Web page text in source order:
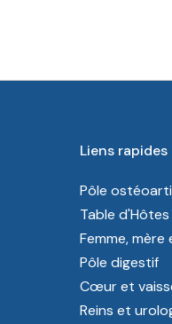
Liens rapides
Pôle
Table
Femme,
Pôle digestif
Cœur et
Reins et